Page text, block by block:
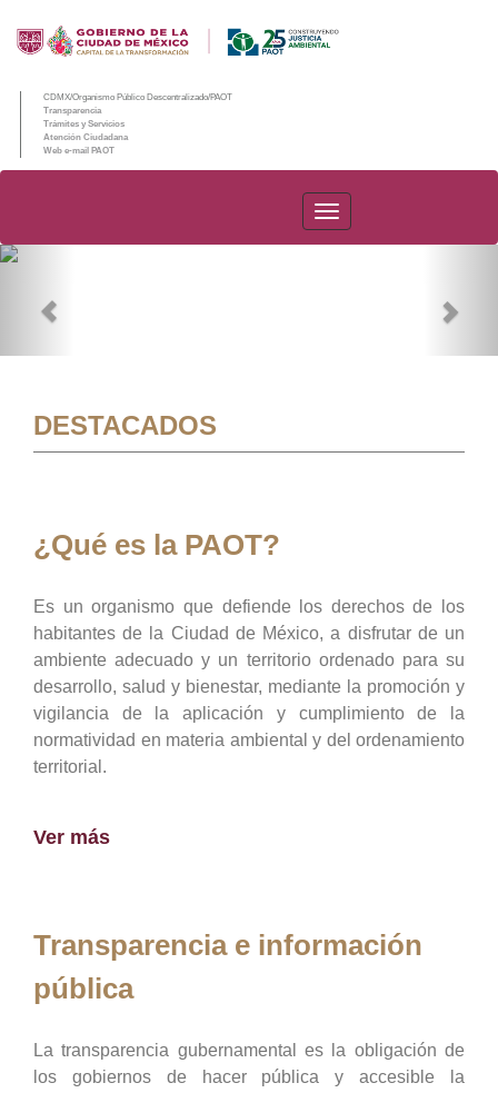
CDMX/Organismo Público Descentralizado/PAOT
Transparencia
Trámites y Servicios
Atención Ciudadana
Web e-mail PAOT
PAOT
DESTACADOS
¿Qué es la PAOT?
Es un organismo que defiende los derechos de los
habitantes de la Ciudad de México, a disfrutar de un
ambiente adecuado y un territorio ordenado para su
desarrollo, salud y bienestar, mediante la promoción y
vigilancia de la aplicación y cumplimiento de la
normatividad en materia ambiental y del ordenamiento
territorial.
Ver más
Transparencia e información
pública
La transparencia gubernamental es la obligación de
los gobiernos de hacer pública y accesible la